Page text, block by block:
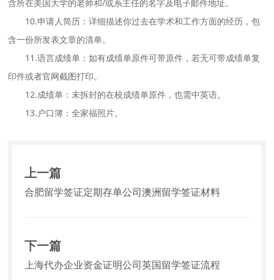
含所在美国大学的老师和/或系主任的名字及电子邮件地址。
10.申请人简历：详细描述你过去在学术和工作方面的经历，包
含一份所发表文章的清单。
11.语言成绩单：如有成绩单原件可带原件，若无可带成绩单复
印件或者官网截图打印。
12.成绩单：未拆封的在校成绩单原件，也需中英语。
13.户口簿：全家福照片。
上一篇
合肥留学签证定期存单公司澳洲留学签证材料
下一篇
上海代办企业资金证明公司英国留学签证流程